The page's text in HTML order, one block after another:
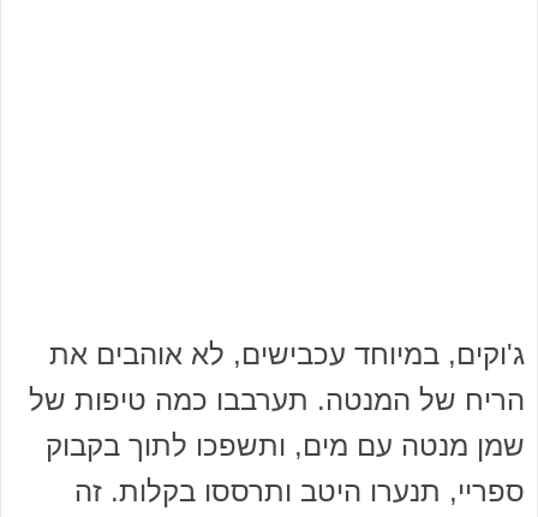
ג'וקים, במיוחד עכבישים, לא אוהבים את
הריח של המנטה. תערבבו כמה טיפות של
שמן מנטה עם מים, ותשפכו לתוך בקבוק
ספריי, תנערו היטב ותרססו בקלות. זה